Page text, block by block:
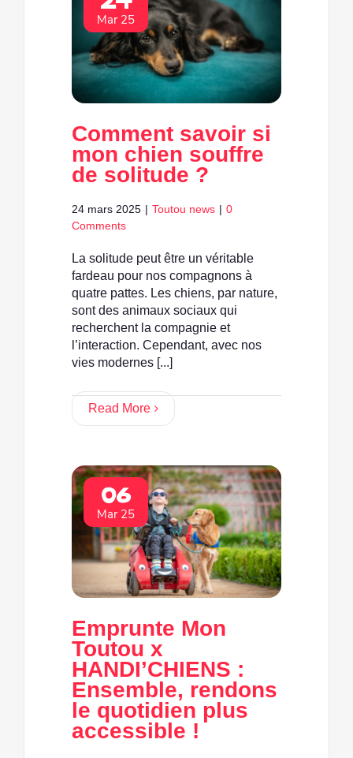
Mar 25
Comment savoir si
mon chien souffre
de solitude ?
24 mars 2025 | Toutou news | 0
Comments
La solitude peut être un véritable
fardeau pour nos compagnons à
quatre pattes. Les chiens, par nature,
sont des animaux sociaux qui
recherchent la compagnie et
l’interaction. Cependant, avec nos
vies modernes [...]
Read More
06
Mar 25
Emprunte Mon
Toutou x
HANDI’CHIENS :
Ensemble, rendons
le quotidien plus
accessible !